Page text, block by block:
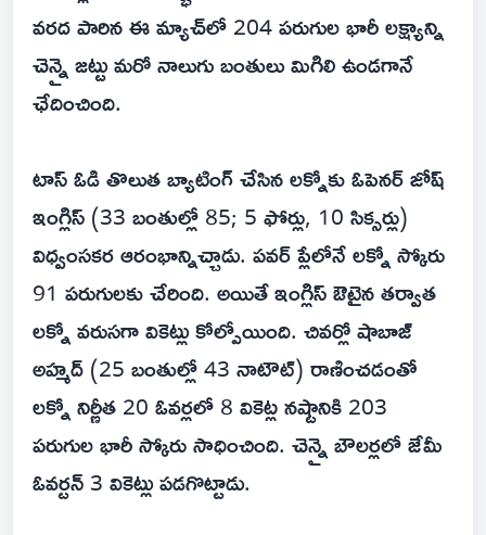
వరద పారిన ఈ మ్యాచ్‌లో 204 పరుగుల భారీ లక్ష్యాన్ని
చెన్నై జట్టు మరో నాలుగు బంతులు మిగిలి ఉండగానే
ఛేదించింది.
టాస్ ఓడి తొలుత బ్యాటింగ్ చేసిన లక్నోకు ఓపెనర్ జోష్
ఇంగ్లిస్ (33 బంతుల్లో 85; 5 ఫోర్లు, 10 సిక్సర్లు)
విధ్వంసకర ఆరంభాన్నిచ్చాడు. పవర్ ప్లేలోనే లక్నో స్కోరు
91 పరుగులకు చేరింది. అయితే ఇంగ్లిస్ ఔటైన తర్వాత
లక్నో వరుసగా వికెట్లు కోల్పోయింది. చివర్లో షాబాజ్
అహ్మద్ (25 బంతుల్లో 43 నాటౌట్) రాణించడంతో
లక్నో నిర్ణీత 20 ఓవర్లలో 8 వికెట్ల నష్టానికి 203
పరుగుల భారీ స్కోరు సాధించింది. చెన్నై బౌలర్లలో జేమీ
ఓవర్టన్ 3 వికెట్లు పడగొట్టాడు.